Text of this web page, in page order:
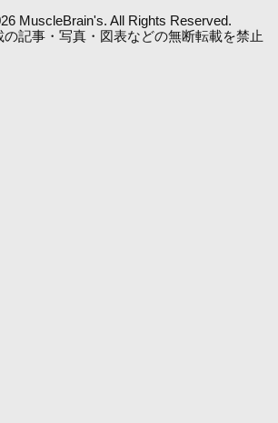
MuscleBrain's. All Rights Reserved.
の記事・写真・図表などの無断転載を禁止